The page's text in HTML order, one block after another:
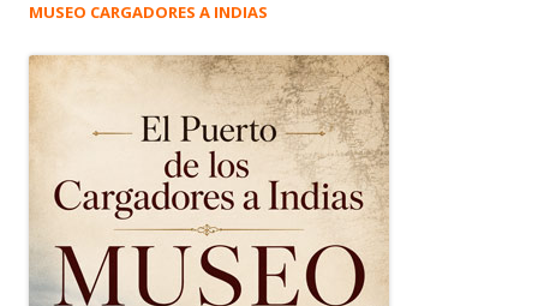
MUSEO CARGADORES A INDIAS